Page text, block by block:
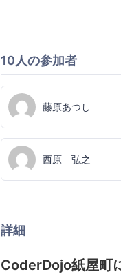
10人の参加者
藤原あつし
西原 弘之
詳細
CoderDojo紙屋町